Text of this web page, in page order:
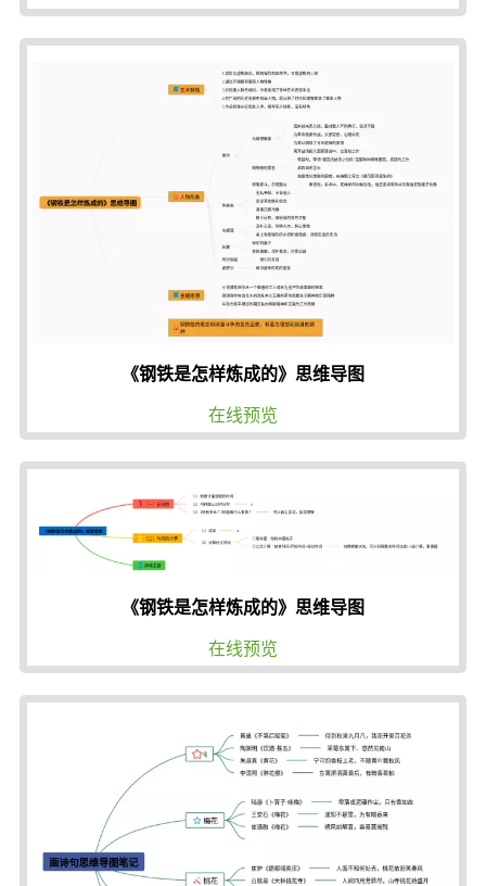
《钢铁是怎样炼成的》思维导图
在线预览
《钢铁是怎样炼成的》思维导图
在线预览